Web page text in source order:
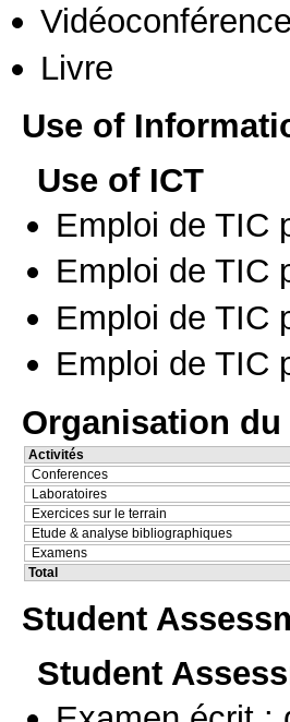
Livre
Use of
Use of ICT
Emploi de TIC
Emploi de TIC
Emploi de TIC
Emploi de TIC
Organisation du
Activités
Conferences
Laboratoires
Exercices sur le terrain
Etude & analyse bibliographiques
Examens
Total
Student
Student